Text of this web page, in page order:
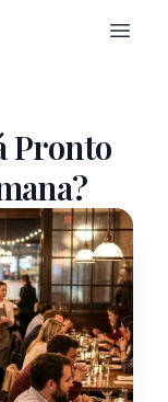
Open
Pronto